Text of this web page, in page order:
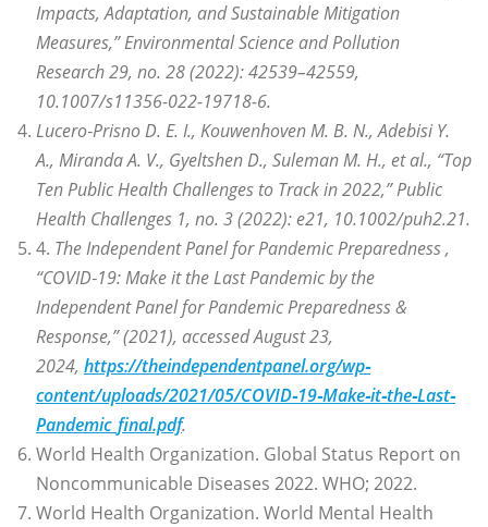
Impacts, Adaptation, and Sustainable Mitigation
Measures,” Environmental Science and Pollution
Research 29, no. 28 (2022): 42539–42559,
10.1007/s11356-022-19718-6.
Lucero‐Prisno D. E. I., Kouwenhoven M. B. N., Adebisi Y.
A., Miranda A. V., Gyeltshen D., Suleman M. H., et al., “Top
Ten Public Health Challenges to Track in 2022,” Public
Health Challenges 1, no. 3 (2022): e21, 10.1002/puh2.21.
4. The Independent Panel for Pandemic Preparedness ,
“COVID‐19: Make it the Last Pandemic by the
Independent Panel for Pandemic Preparedness &
Response,” (2021), accessed August 23,
2024, https://theindependentpanel.org/wp‐
content/uploads/2021/05/COVID‐19‐Make‐it‐the‐Last‐
Pandemic_final.pdf.
World Health Organization. Global Status Report on
Noncommunicable Diseases 2022. WHO; 2022.
World Health Organization. World Mental Health